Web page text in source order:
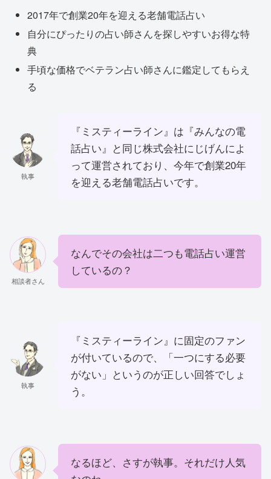
2017年で創業20年を迎える老舗電話占い
自分にぴったりの占い師さんを探しやすいお得な特
典
手頃な価格でベテラン占い師さんに鑑定してもらえ
る
執事
『ミスティーライン』は『みんなの電
話占い』と同じ株式会社にじげんによ
って運営されており、今年で創業20年
を迎える老舗電話占いです。
相談者さん
なんでその会社は二つも電話占い運営
しているの？
執事
『ミスティーライン』に固定のファン
が付いているので、「一つにする必要
がない」というのが正しい回答でしょ
う。
なるほど、さすが執事。それだけ人気